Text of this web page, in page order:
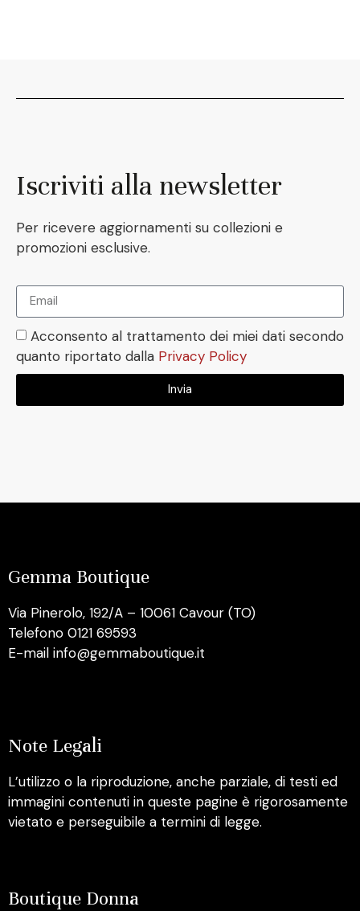
Iscriviti alla newsletter
Per ricevere aggiornamenti su collezioni e
promozioni esclusive.
Acconsento al trattamento dei miei dati secondo
quanto riportato dalla Privacy Policy
Invia
Gemma Boutique
Via Pinerolo, 192/A – 10061 Cavour (TO)
Telefono 0121 69593
E-mail info@gemmaboutique.it
Note Legali
L’utilizzo o la riproduzione, anche parziale, di testi ed
immagini contenuti in queste pagine è rigorosamente
vietato e perseguibile a termini di legge.
Boutique Donna